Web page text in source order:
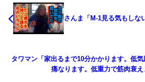
さんま「M-1見る気もしな
タワマン「家出るまで10分かかります。低気
痛なります。低重力で筋肉衰え